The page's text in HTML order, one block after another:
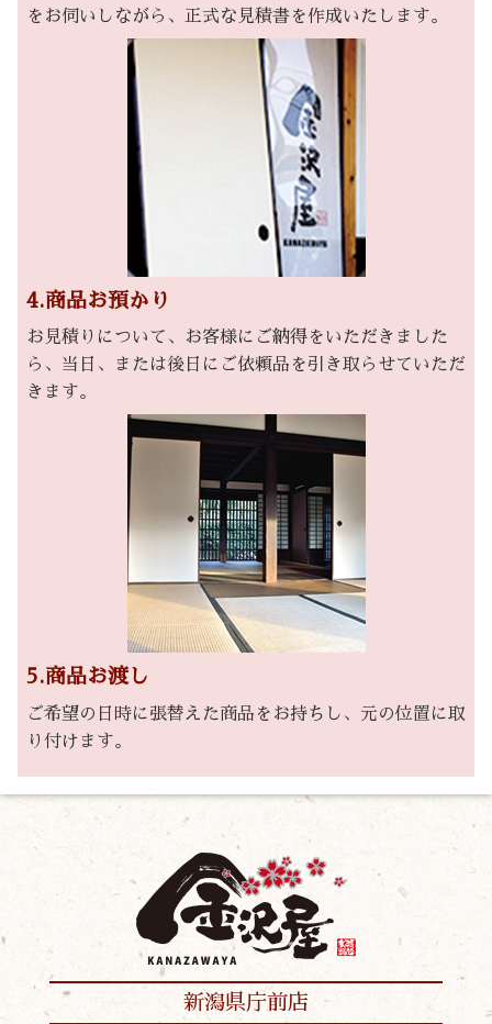
をお伺いしながら、正式な見積書を作成いたします。
4.商品お預かり
お見積りについて、お客様にご納得をいただきました
ら、当日、または後日にご依頼品を引き取らせていただ
きます。
5.商品お渡し
ご希望の日時に張替えた商品をお持ちし、元の位置に取
り付けます。
新潟県庁前店